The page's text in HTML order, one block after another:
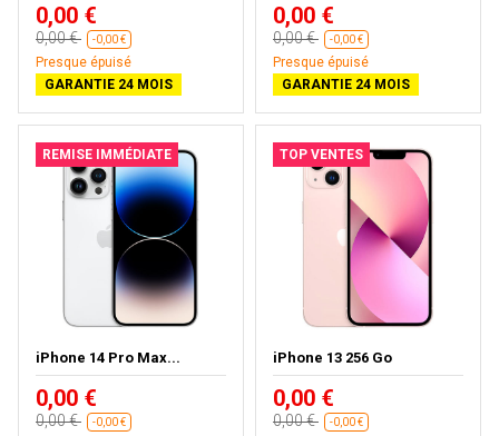
0,00 €
0,00 € -0,00 €
Presque épuisé
GARANTIE 24 MOIS
0,00 €
0,00 € -0,00 €
Presque épuisé
GARANTIE 24 MOIS
REMISE IMMÉDIATE
iPhone 14 Pro Max...
0,00 €
0,00 € -0,00 €
TOP VENTES
iPhone 13 256 Go
0,00 €
0,00 € -0,00 €